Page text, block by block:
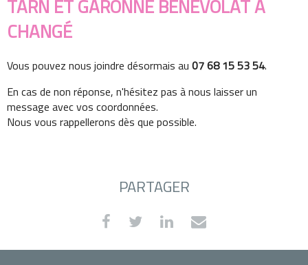
TARN ET GARONNE BÉNÉVOLAT A
CHANGÉ
Vous pouvez nous joindre désormais au 07 68 15 53 54.
En cas de non réponse, n'hésitez pas à nous laisser un
message avec vos coordonnées.
Nous vous rappellerons dès que possible.
PARTAGER